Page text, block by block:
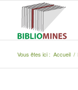
Vous êtes ici : Accueil /